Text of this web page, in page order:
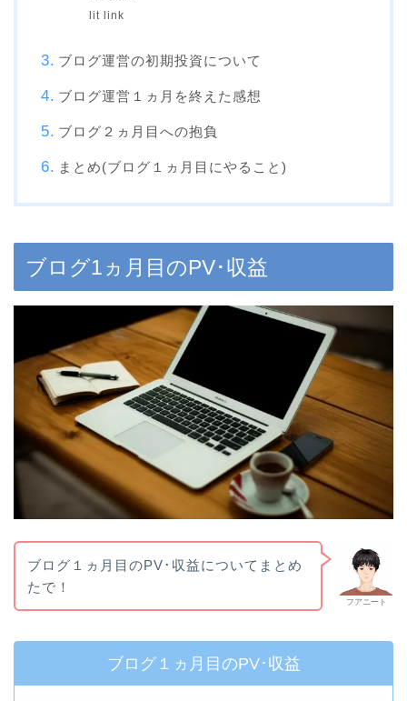
lit link
ブログ運営の初期投資について
ブログ運営１ヵ月を終えた感想
ブログ２ヵ月目への抱負
まとめ(ブログ１ヵ月目にやること)
ブログ1ヵ月目のPV･収益
フアニート
ブログ１ヵ月目のPV･収益についてまとめ
たで！
ブログ１ヵ月目のPV･収益